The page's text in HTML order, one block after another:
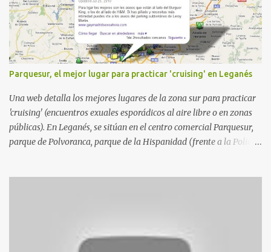
Parquesur, el mejor lugar para practicar 'cruising' en Leganés
Una web detalla los mejores lugares de la zona sur para practicar
'cruising' (encuentros exuales esporádicos al aire libre o en zonas
públicas). En Leganés, se sitúan en el centro comercial Parquesur,
parque de Polvoranca, parque de la Hispanidad (frente a la Policía
estadio municipal de Butarque) y caminos entre el estadio y Plaza